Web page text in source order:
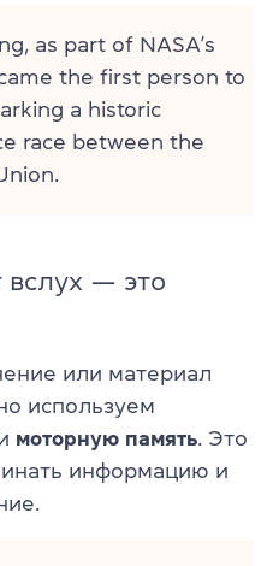
as part of NASA’s
the first person to
a historic
race between the
вслух — это
или материал
используем
моторную память . Это
информацию и